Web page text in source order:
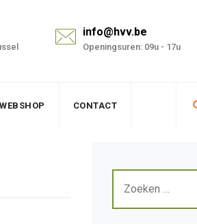
info@hvv.be
Openingsuren: 09u - 17u
WEBSHOP CONTACT